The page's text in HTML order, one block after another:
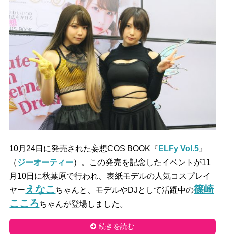
10月24日に発売された妄想COS BOOK『 ELFy Vol.5 』
（ジーオーティー）。この発売を記念したイベントが11
月10日に秋葉原で行われ、表紙モデルの人気コスプレイ
ヤー えなこ ちゃんと、モデルやDJとして活躍中の篠崎
こころちゃんが登場しました。
続きを読む